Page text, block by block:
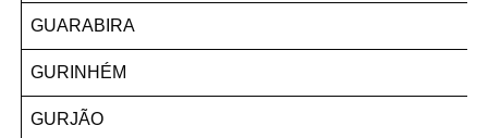
GUARABIRA
GURINHÉM
GURJÃO